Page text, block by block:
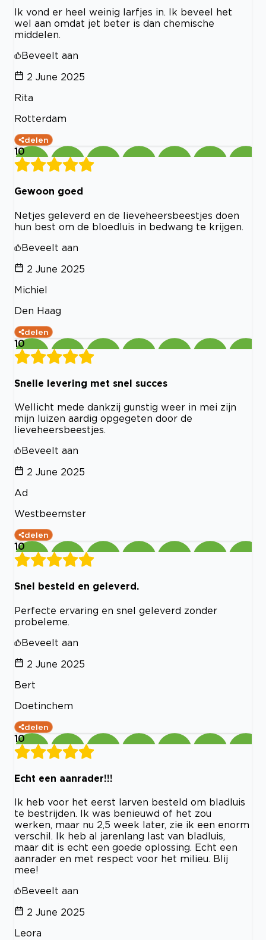
Ik vond er heel weinig larfjes in. Ik beveel het
wel aan omdat jet beter is dan chemische
middelen.
Beveelt aan
2 June 2025
Rita
Rotterdam
delen
10
Gewoon goed
Netjes geleverd en de lieveheersbeestjes doen
hun best om de bloedluis in bedwang te krijgen.
Beveelt aan
2 June 2025
Michiel
Den Haag
delen
10
Snelle levering met snel succes
Wellicht mede dankzij gunstig weer in mei zijn
mijn luizen aardig opgegeten door de
lieveheersbeestjes.
Beveelt aan
2 June 2025
Ad
Westbeemster
delen
10
Snel besteld en geleverd.
Perfecte ervaring en snel geleverd zonder
probeleme.
Beveelt aan
2 June 2025
Bert
Doetinchem
delen
10
Echt een aanrader!!!
Ik heb voor het eerst larven besteld om bladluis
te bestrijden. Ik was benieuwd of het zou
werken, maar nu 2,5 week later, zie ik een enorm
verschil. Ik heb al jarenlang last van bladluis,
maar dit is echt een goede oplossing. Echt een
aanrader en met respect voor het milieu. Blij
mee!
Beveelt aan
2 June 2025
Leora